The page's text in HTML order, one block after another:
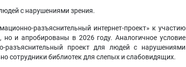
с нарушениями зрения.
разъяснительный интернет-проект» к участию
и апробированы в 2026 году. Аналогичное условие
проект для людей с нарушениями
сотрудники библиотек для слепых и слабовидящих.